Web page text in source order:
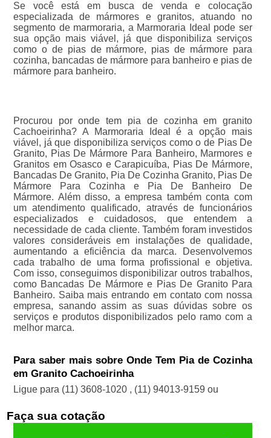
Se você está em busca de venda e colocação
especializada de mármores e granitos, atuando no
segmento de marmoraria, a Marmoraria Ideal pode ser
sua opção mais viável, já que disponibiliza serviços
como o de pias de mármore, pias de mármore para
cozinha, bancadas de mármore para banheiro e pias de
mármore para banheiro.
Procurou por onde tem pia de cozinha em granito
Cachoeirinha? A Marmoraria Ideal é a opção mais
viável, já que disponibiliza serviços como o de Pias De
Granito, Pias De Mármore Para Banheiro, Marmores e
Granitos em Osasco e Carapicuíba, Pias De Mármore,
Bancadas De Granito, Pia De Cozinha Granito, Pias De
Mármore Para Cozinha e Pia De Banheiro De
Mármore. Além disso, a empresa também conta com
um atendimento qualificado, através de funcionários
especializados e cuidadosos, que entendem a
necessidade de cada cliente. Também foram investidos
valores consideráveis em instalações de qualidade,
aumentando a eficiência da marca. Desenvolvemos
cada trabalho de uma forma profissional e objetiva.
Com isso, conseguimos disponibilizar outros trabalhos,
como Bancadas De Mármore e Pias De Granito Para
Banheiro. Saiba mais entrando em contato com nossa
empresa, sanando assim as suas dúvidas sobre os
serviços e produtos disponibilizados pelo ramo com a
melhor marca.
Para saber mais sobre Onde Tem Pia de Cozinha
em Granito Cachoeirinha
Ligue para (11) 3608-1020 , (11) 94013-9159 ou
Faça sua cotação